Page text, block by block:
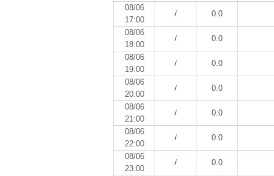
08/06
17:00
/ 0.0
08/06
18:00
/ 0.0
08/06
19:00
/ 0.0
08/06
20:00
/ 0.0
08/06
21:00
/ 0.0
08/06
22:00
/ 0.0
08/06
23:00
/ 0.0